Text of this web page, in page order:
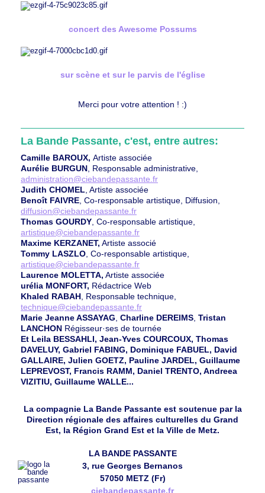
concert des Awesome Possums
sur scène et sur le parvis de l'église
Merci pour votre attention ! :)
La Bande Passante, c'est, entre autres:
Camille BAROUX, Artiste associée
Aurélie BURGUN , Responsable administrative,
administration@ciebandepassante.fr
Judith CHOMEL , Artiste associée
Benoît FAIVRE , Co-responsable artistique, Diffusion,
diffusion@ciebandepassante.fr
Thomas GOURDY , Co-responsable artistique,
artistique@ciebandepassante.fr
Maxime KERZANET, Artiste associé
Tommy LASZLO , Co-responsable artistique,
artistique@ciebandepassante.fr
Laurence MOLETTA, Artiste associée
urélia MONFORT, Rédactrice Web
Khaled RABAH , Responsable technique,
technique@ciebandepassante.fr
Marie Jeanne ASSAYAG Charline DEREIMS Tristan
LANCHON Régisseur·ses de tournée
Et Leila BESSAHLI, Jean-Yves COURCOUX, Thomas
DAVELUY, Gabriel FABING, Dominique FABUEL, David
GALLAIRE, Julien GOETZ, Pauline JARDEL, Guillaume
LEPREVOST, Francis RAMM, Daniel TRENTO, Andreea
VIZITIU, Guillaume WALLE...
La compagnie La Bande Passante est soutenue par la
Direction régionale des affaires culturelles du Grand
Est, la Région Grand Est et la Ville de Metz.
LA BANDE PASSANTE
3, rue Georges Bernanos
57050 METZ (Fr)
ciebandepassante.fr